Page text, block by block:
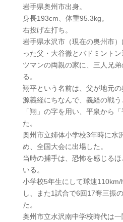
岩手県奥州市出身。
身長193cm、体重95.3kg。
右投げ左打ち。
岩手県水沢市（現在の奥州市
った父・大谷徹とバドミント
ツマンの両親の家に、三人兄
る。
翔平という名前は、父が地元
源義経にちなんで、義経の戦
「翔」の字を用い、平泉から
た。
奥州市立姉体小学校3年時に水
め、全国大会に出場した。
当時の捕手は、恐怖を感じる
いる。
小学校5年生にして球速
し、また1試合で6回17奪三振
た。
奥州市立水沢南中学校時代は